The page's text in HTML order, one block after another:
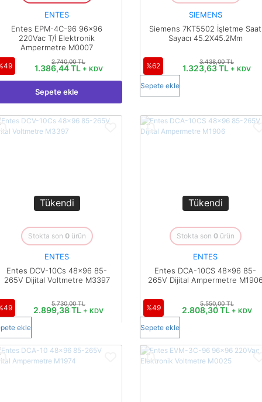
ENTES
Entes EPM-4C-96 96x96
220Vac T/İ Elektronik
Ampermetre M0007
2.740,00 TL
1.386,44 TL + KDV
Sepete ekle
SIEMENS
Siemens 7KT5502 İşletme Saat
Sayacı 45.2X45.2Mm
%62 3.438,00 TL
1.323,63 TL + KDV
Sepete ekle
Tükendi
Stokta son 0ürün
ENTES
Entes DCV-10Cs 48x96 85-
265V Dijital Voltmetre M3397
5.730,00 TL
2.899,38 TL + KDV
ekle
Tükendi
Stokta son 0ürün
ENTES
Entes DCA-10CS 48x96 85-
265V Dijital Ampermetre
%49 5.550,00 TL
2.808,30 TL + KDV
Sepete ekle